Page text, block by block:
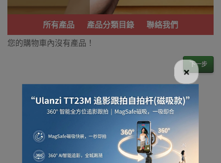
功能齊備的產
品。
我們每月會固定
尋找最更新、最
最好選擇。
所有產品 產品分類目錄
聯絡我們
您的購物車內沒有產品！
下一步
×